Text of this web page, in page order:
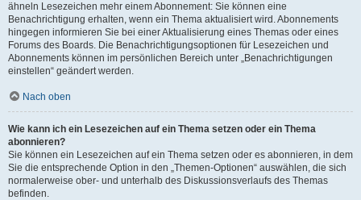
ähneln Lesezeichen mehr einem Abonnement: Sie können eine
Benachrichtigung erhalten, wenn ein Thema aktualisiert wird. Abonnements
hingegen informieren Sie bei einer Aktualisierung eines Themas oder eines
Forums des Boards. Die Benachrichtigungsoptionen für Lesezeichen und
Abonnements können im persönlichen Bereich unter „Benachrichtigungen
einstellen“ geändert werden.
Nach oben
Wie kann ich ein Lesezeichen auf ein Thema setzen oder ein Thema
abonnieren?
Sie können ein Lesezeichen auf ein Thema setzen oder es abonnieren, in dem
Sie die entsprechende Option in den „Themen-Optionen“ auswählen, die sich
normalerweise ober- und unterhalb des Diskussionsverlaufs des Themas
befinden.